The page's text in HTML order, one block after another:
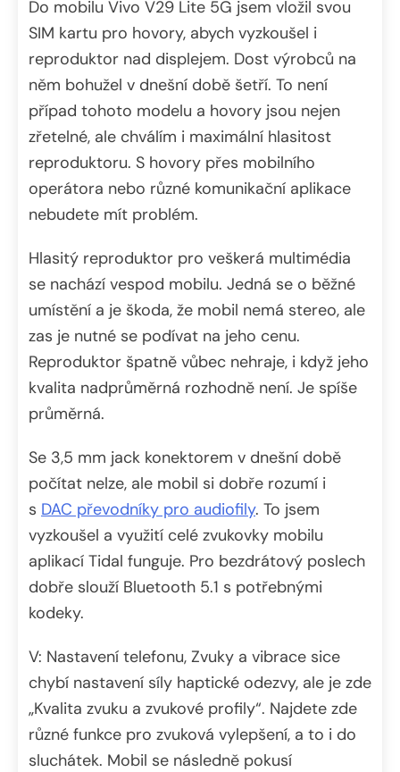
Do mobilu Vivo V29 Lite 5G jsem vložil svou
SIM kartu pro hovory, abych vyzkoušel i
reproduktor nad displejem. Dost výrobců na
něm bohužel v dnešní době šetří. To není
případ tohoto modelu a hovory jsou nejen
zřetelné, ale chválím i maximální hlasitost
reproduktoru. S hovory přes mobilního
operátora nebo různé komunikační aplikace
nebudete mít problém.
Hlasitý reproduktor pro veškerá multimédia
se nachází vespod mobilu. Jedná se o běžné
umístění a je škoda, že mobil nemá stereo, ale
zas je nutné se podívat na jeho cenu.
Reproduktor špatně vůbec nehraje, i když jeho
kvalita nadprůměrná rozhodně není. Je spíše
průměrná.
Se 3,5 mm jack konektorem v dnešní době
počítat nelze, ale mobil si dobře rozumí i
s DAC převodníky pro audiofily. To jsem
vyzkoušel a využití celé zvukovky mobilu
aplikací Tidal funguje. Pro bezdrátový poslech
dobře slouží Bluetooth 5.1 s potřebnými
kodeky.
V: Nastavení telefonu, Zvuky a vibrace sice
chybí nastavení síly haptické odezvy, ale je zde
„Kvalita zvuku a zvukové profily“. Najdete zde
různé funkce pro zvuková vylepšení, a to i do
sluchátek. Mobil se následně pokusí